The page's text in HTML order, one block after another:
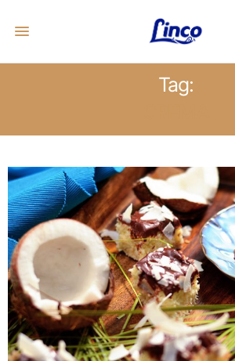
Tag: